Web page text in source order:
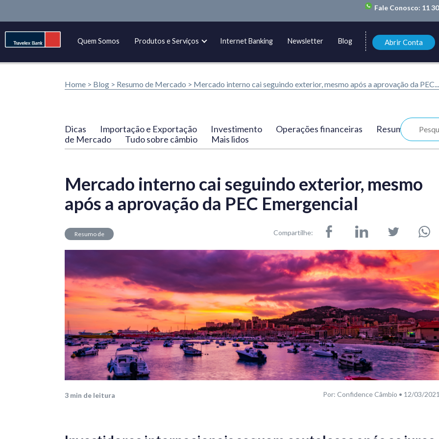
Fale Conosco: 11
Quem Somos Produtos e Serviços Internet Banking Newsletter Blog Abrir Conta
Home > Blog > Resumo de Mercado > Mercado interno cai seguindo exterior, mesmo após a aprovação da PEC...
Dicas Importação e Exportação Investimento Operações financeiras
Resumo
de Mercado
Tudo sobre câmbio Mais lidos
Mercado interno cai seguindo exterior, mesmo
após a aprovação da PEC Emergencial
Resumo de
Compartilhe:
3 min de leitura Por: Confidence Câmbio • 12/03/